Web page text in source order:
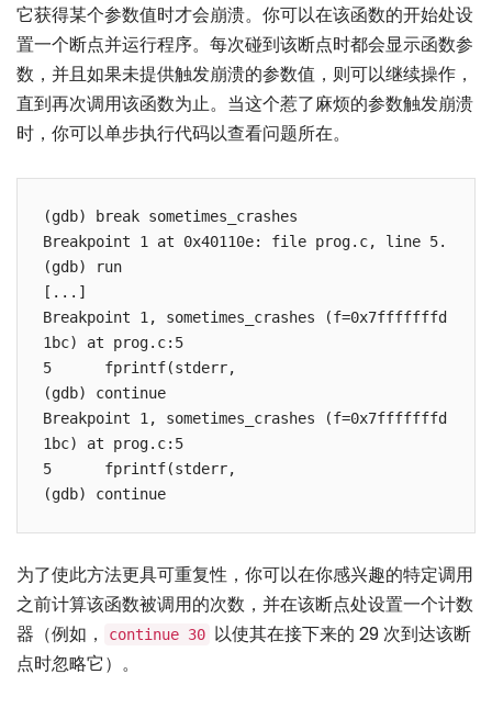
它获得某个参数值时才会崩溃。你可以在该函数的开始处设
置一个断点并运行程序。每次碰到该断点时都会显示函数参
数，并且如果未提供触发崩溃的参数值，则可以继续操作，
直到再次调用该函数为止。当这个惹了麻烦的参数触发崩溃
时，你可以单步执行代码以查看问题所在。
(gdb) break sometimes_crashes
Breakpoint 1 at 0x40110e: file prog.c, line 5.
(gdb) run
[...]
Breakpoint 1, sometimes_crashes (f=0x7fffffffd
1bc) at prog.c:5
5      fprintf(stderr,
(gdb) continue
Breakpoint 1, sometimes_crashes (f=0x7fffffffd
1bc) at prog.c:5
5      fprintf(stderr,
(gdb) continue
为了使此方法更具可重复性，你可以在你感兴趣的特定调用
之前计算该函数被调用的次数，并在该断点处设置一个计数
器（例如，
continue 30 以使其在接下来的 29 次到达该断
点时忽略它）。